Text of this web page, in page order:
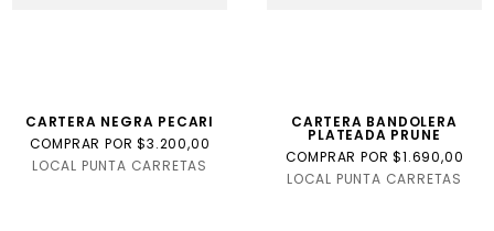
CARTERA NEGRA PECARI
COMPRAR POR $3.200,00
LOCAL PUNTA CARRETAS
CARTERA BANDOLERA
PLATEADA PRUNE
COMPRAR POR $1.690,00
LOCAL PUNTA CARRETAS